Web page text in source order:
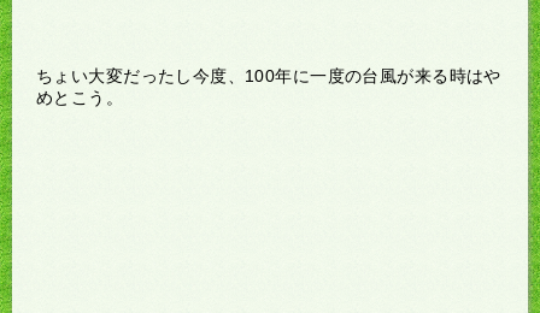
ちょい大変だったし今度、100年に一度の台風が来る時はや
めとこう。